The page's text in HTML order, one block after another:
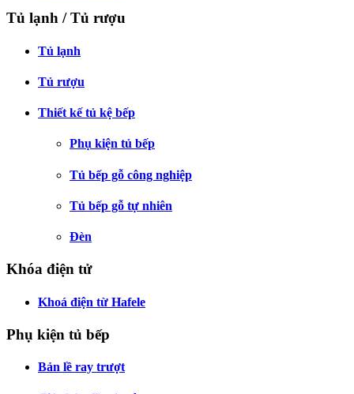
Tủ lạnh / Tủ rượu
Tủ lạnh
Tủ rượu
Thiết kế tủ kệ bếp
Phụ kiện tủ bếp
Tủ bếp gỗ công nghiệp
Tủ bếp gỗ tự nhiên
Đèn
Khóa điện tử
Khoá điện từ Hafele
Phụ kiện tủ bếp
Bản lề ray trượt